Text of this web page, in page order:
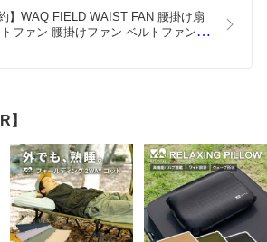
】WAQ FIELD WAIST FAN 腰掛け扇
ファン 腰掛けファン ベルトファン 冷
】